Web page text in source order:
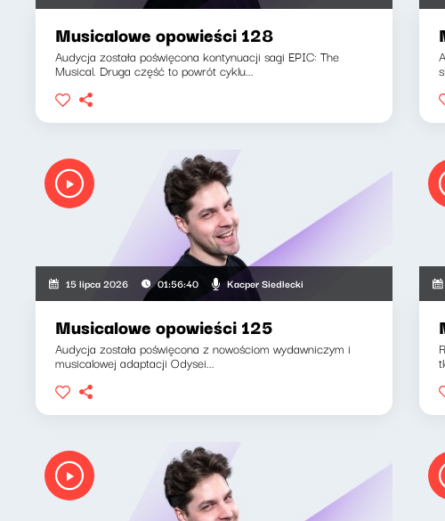
Musicalowe opowieści 128
Audycja została poświęcona kontynuacji sagi EPIC: The
Musical. Druga część to powrót cyklu...
15 lipca 2026 01:56:40 Kacper Siedlecki
Musicalowe opowieści 125
Audycja została poświęcona z nowościom wydawniczym i
musicalowej adaptacji Odysei...